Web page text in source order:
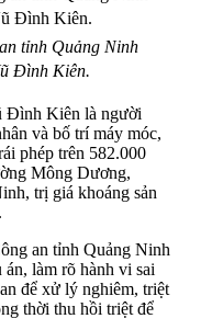
tỉnh Quảng Ninh
Đình Kiên.
Đình Kiên là người
và bố trí máy móc,
phép trên 582.000
Mông Dương,
trị giá khoáng sản
an tỉnh Quảng Ninh
làm rõ hành vi sai
để xử lý nghiêm, triệt
thời thu hồi triệt để